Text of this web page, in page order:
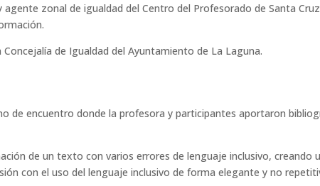
agente zonal de igualdad del Centro del Profesorado de Santa
de Igualdad del Ayuntamiento de La Laguna.
de encuentro donde la profesora y participantes aportaron
de un texto con varios errores de lenguaje inclusivo, creando
con el uso del lenguaje inclusivo de forma elegante y no